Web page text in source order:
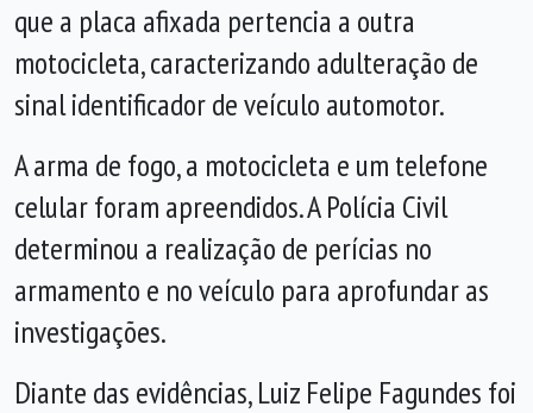
que a placa afixada pertencia a outra
motocicleta, caracterizando adulteração de
sinal identificador de veículo automotor.
A arma de fogo, a motocicleta e um telefone
celular foram apreendidos. A Polícia Civil
determinou a realização de perícias no
armamento e no veículo para aprofundar as
investigações.
Diante das evidências, Luiz Felipe Fagundes foi